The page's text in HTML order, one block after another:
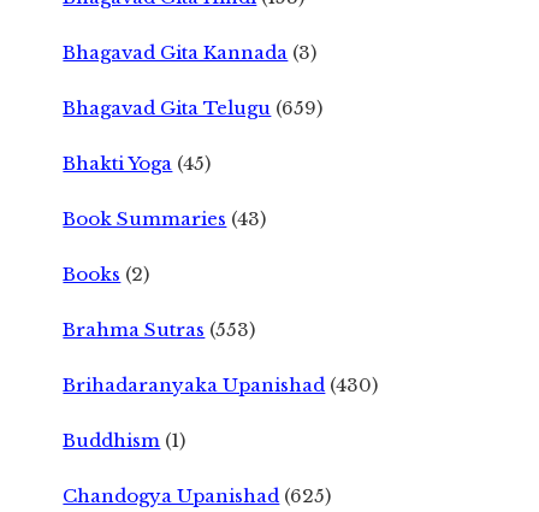
Bhagavad Gita Kannada (3)
Bhagavad Gita Telugu (659)
Bhakti Yoga (45)
Book Summaries (43)
Books (2)
Brahma Sutras (553)
Brihadaranyaka Upanishad (430)
Buddhism (1)
Chandogya Upanishad (625)